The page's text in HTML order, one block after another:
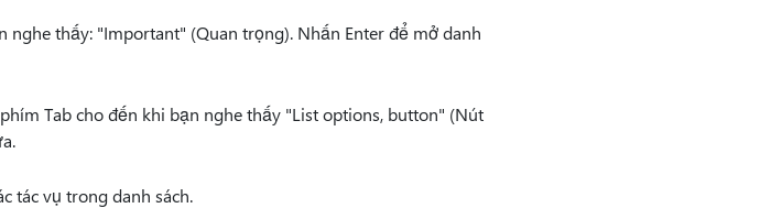
thấy: "Important" (Quan trọng). Nhấn Enter để mở danh
Tab cho đến khi bạn nghe thấy "List options, button" (Nút
tác vụ trong danh sách.